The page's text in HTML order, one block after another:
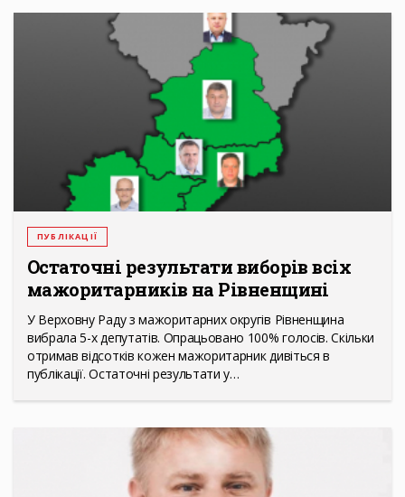
ПУБЛІКАЦІЇ
Остаточні результати виборів всіх
мажоритарників на Рівненщині
У Верховну Раду з мажоритарних округів Рівненщина
вибрала 5-х депутатів. Опрацьовано 100% голосів. Скільки
отримав відсотків кожен мажоритарник дивіться в
публікації. Остаточні результати у…